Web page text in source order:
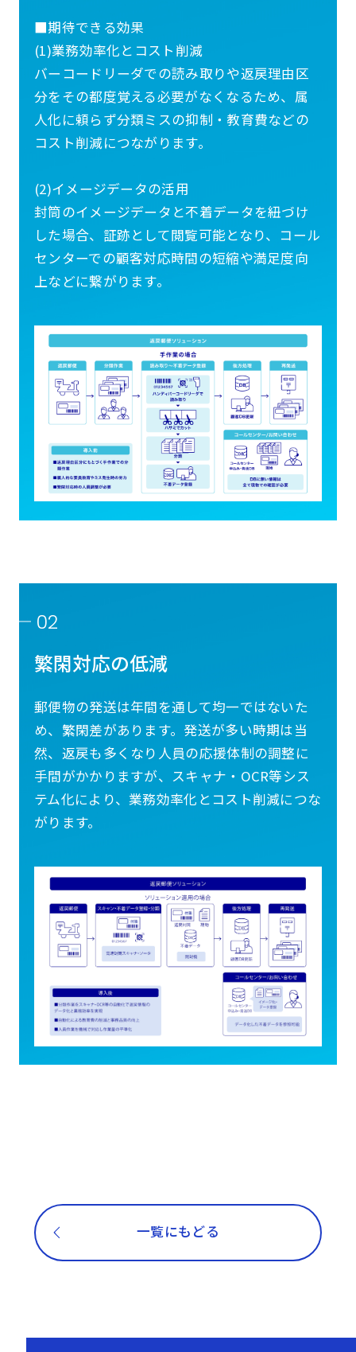
■期待できる効果
(1)業務効率化とコスト削減
バーコードリーダでの読み取りや返戻理由区
分をその都度覚える必要がなくなるため、属
人化に頼らず分類ミスの抑制・教育費などの
コスト削減につながります。
(2)イメージデータの活用
封筒のイメージデータと不着データを紐づけ
した場合、証跡として閲覧可能となり、コール
センターでの顧客対応時間の短縮や満足度向
上などに繋がります。
繁閑対応の低減
02
郵便物の発送は年間を通して均一ではないた
め、繁閑差があります。発送が多い時期は当
然、返戻も多くなり人員の応援体制の調整に
手間がかかりますが、スキャナ・OCR等シス
テム化により、業務効率化とコスト削減につな
がります。
一覧にもどる